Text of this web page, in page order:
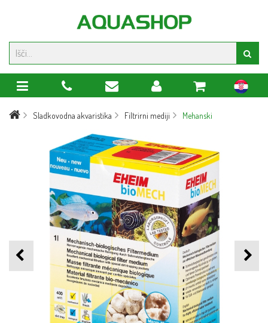
hr
Sladkovodna akvaristika Filtrirni mediji Mehanski